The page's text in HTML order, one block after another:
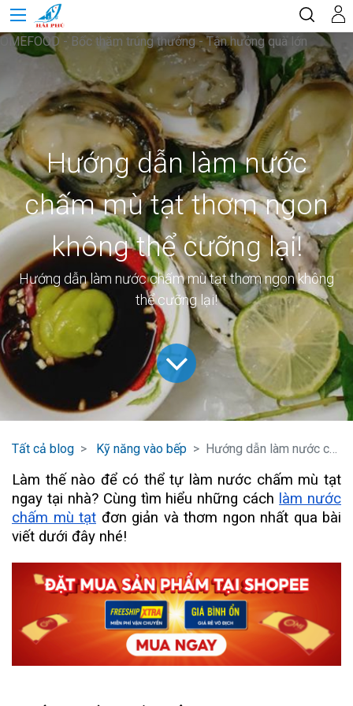
OMEFOOD - Bốc thăm trúng thưởng - Tận hưởng quà lớn
Hướng dẫn làm nước
chấm mù tạt thơm ngon
không thể cưỡng lại!
Hướng dẫn làm nước chấm mù tạt thơm ngon không
thể cưỡng lại!
Tất cả blog Kỹ năng vào bếp Hướng dẫn làm nước chấm mù tạt thơm ngon không thể cưỡng lại!
Làm thế nào để có thể tự làm nước chấm mù tạt
ngay tại nhà? Cùng tìm hiểu những cách làm nước
chấm mù tạt đơn giản và thơm ngon nhất qua bài
viết dưới đây nhé!